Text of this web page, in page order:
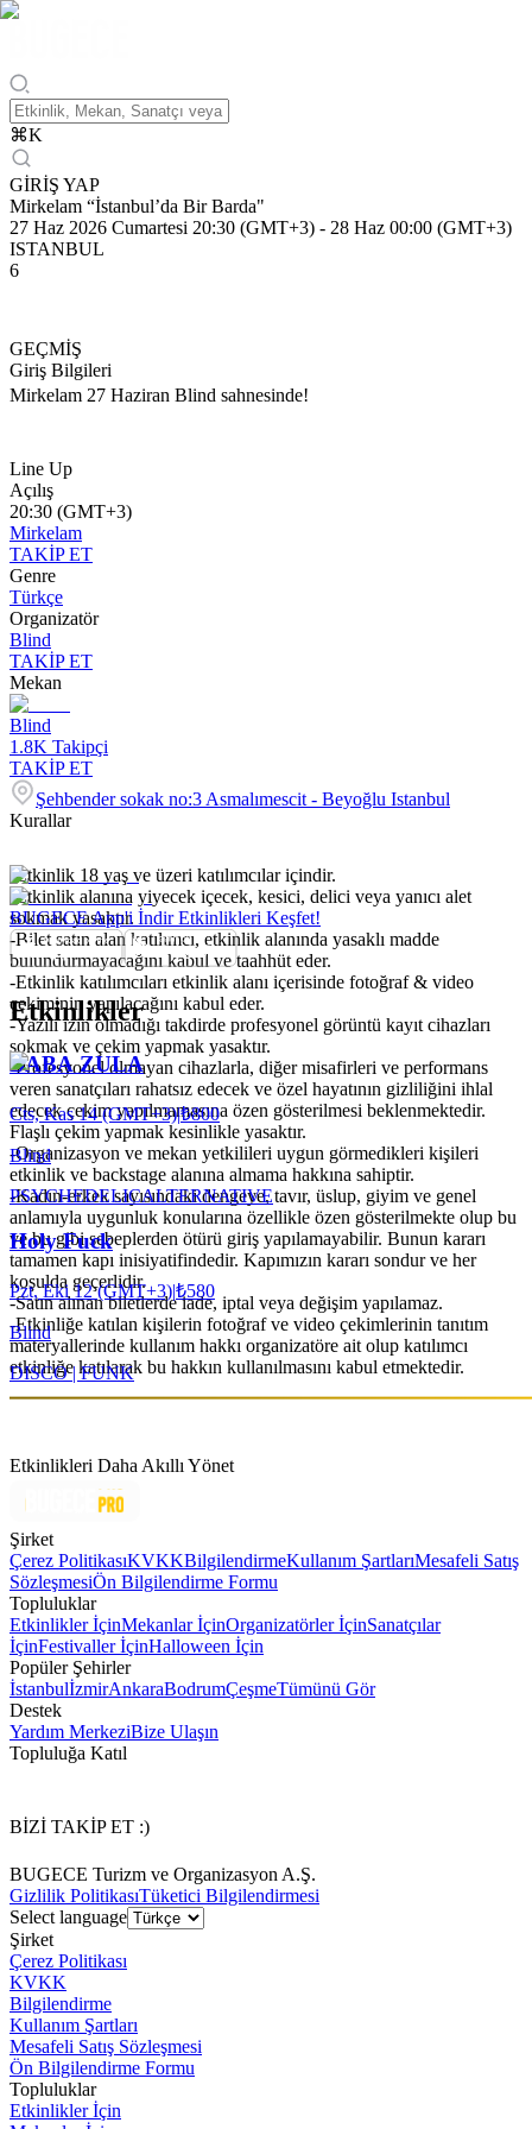
⌘K
GİRİŞ YAP
Mirkelam “İstanbul’da Bir Barda"
27 Haz 2026 Cumartesi 20:30 (GMT+3) - 28 Haz 00:00 (GMT+3)
ISTANBUL
6
GEÇMİŞ
Giriş Bilgileri
Mirkelam 27 Haziran Blind sahnesinde!
Line Up
Açılış
20:30 (GMT+3)
Mirkelam
TAKİP ET
Genre
Türkçe
Organizatör
Blind
TAKİP ET
Mekan
Blind
1.8K Takipçi
TAKİP ET
Şehbender sokak no:3 Asmalımescit - Beyoğlu Istanbul
Kurallar
-Etkinlik 18 yaş ve üzeri katılımcılar içindir.
-Etkinlik alanına yiyecek içecek, kesici, delici veya yanıcı alet
sokmak yasaktır.
-Bilet satın alan katılımcı, etkinlik alanında yasaklı madde
bulundurmayacağını kabul ve taahhüt eder.
-Etkinlik katılımcıları etkinlik alanı içerisinde fotoğraf & video
çekiminin yapılacağını kabul eder.
-Yazılı izin olmadığı takdirde profesyonel görüntü kayıt cihazları
sokmak ve çekim yapmak yasaktır.
-Profesyonel olmayan cihazlarla, diğer misafirleri ve performans
veren sanatçıları rahatsız edecek ve özel hayatının gizliliğini ihlal
edecek çekim yapılmamasına özen gösterilmesi beklenmektedir.
Flaşlı çekim yapmak kesinlikle yasaktır.
-Organizasyon ve mekan yetkilileri uygun görmedikleri kişileri
etkinlik ve backstage alanına almama hakkına sahiptir.
-Kadın-erkek sayısındaki dengeye, tavır, üslup, giyim ve genel
anlamıyla uygunluk konularına özellikle özen gösterilmekte olup bu
ve bu gibi sebeplerden ötürü giriş yapılamayabilir. Bunun kararı
tamamen kapı inisiyatifindedir. Kapımızın kararı sondur ve her
koşulda geçerlidir.
-Satın alınan biletlerde iade, iptal veya değişim yapılamaz.
-Etkinliğe katılan kişilerin fotoğraf ve video çekimlerinin tanıtım
materyallerinde kullanım hakkı organizatöre ait olup katılımcı
etkinliğe katılarak bu hakkın kullanılmasını kabul etmektedir.
BUGECE App'i İndir Etkinlikleri Keşfet!
Etkinlikler
BABA ZULA
Cts, Kas 14 (GMT+3)|₺800
Blind
PSYCHEDELICALTERNATIVE
Holy Fuck
Pzt, Eki 12 (GMT+3)|₺580
Blind
DISCO | FUNK
Etkinlikleri Daha Akıllı Yönet
Şirket
Çerez PolitikasıKVKKBilgilendirmeKullanım ŞartlarıMesafeli Satış
SözleşmesiÖn Bilgilendirme Formu
Topluluklar
Etkinlikler İçinMekanlar İçinOrganizatörler İçinSanatçılar
İçinFestivaller İçinHalloween İçin
Popüler Şehirler
İstanbulİzmirAnkaraBodrumÇeşmeTümünü Gör
Destek
Yardım MerkeziBize Ulaşın
Topluluğa Katıl
BİZİ TAKİP ET :)
BUGECE Turizm ve Organizasyon A.Ş.
Gizlilik PolitikasıTüketici Bilgilendirmesi
Select language
Şirket
Çerez Politikası
KVKK
Bilgilendirme
Kullanım Şartları
Mesafeli Satış Sözleşmesi
Ön Bilgilendirme Formu
Topluluklar
Etkinlikler İçin